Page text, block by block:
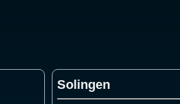
Solingen